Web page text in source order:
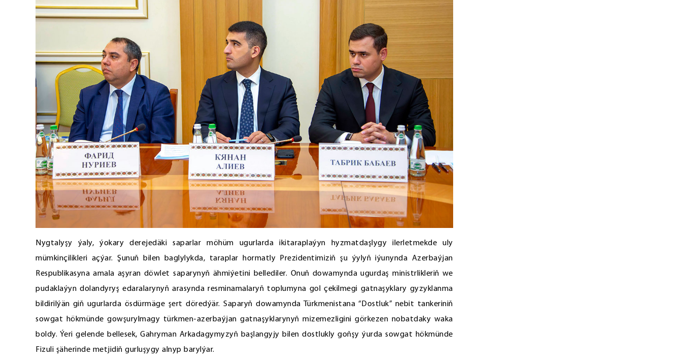
Nygtalyşy ýaly, ýokary derejedäki saparlar möhüm ugurlarda ikitaraplaýyn hyzmatdaşlygy ilerletmekde uly
mümkinçilikleri açýar. Şunuň bilen baglylykda, taraplar hormatly Prezidentimiziň şu ýylyň iýunynda Azerbaýjan
Respublikasyna amala aşyran döwlet saparynyň ähmiýetini bellediler. Onuň dowamynda ugurdaş ministrlikleriň we
pudaklaýyn dolandyryş edaralarynyň arasynda resminamalaryň toplumyna gol çekilmegi gatnaşyklary gyzyklanma
bildirilýän giň ugurlarda ösdürmäge şert döredýär. Saparyň dowamynda Türkmenistana “Dostluk” nebit tankeriniň
sowgat hökmünde gowşurylmagy türkmen-azerbaýjan gatnaşyklarynyň mizemezligini görkezen nobatdaky waka
boldy. Ýeri gelende bellesek, Gahryman Arkadagymyzyň başlangyjy bilen dostlukly goňşy ýurda sowgat hökmünde
Fizuli şäherinde metjidiň gurluşygy alnyp barylýar.